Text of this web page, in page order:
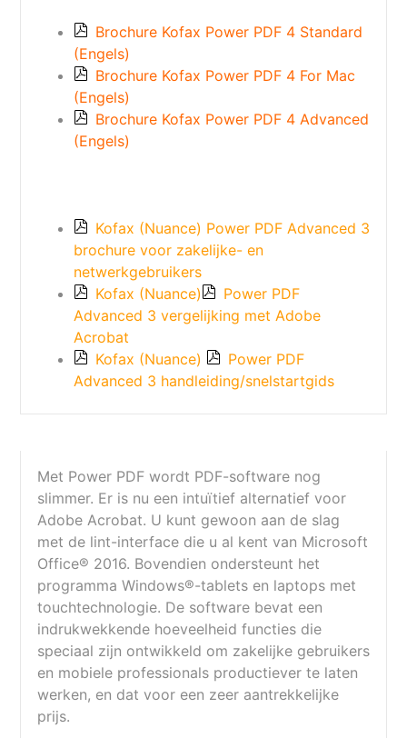
Brochure Kofax Power PDF 4 Standard
(Engels)
Brochure Kofax Power PDF 4 For Mac
(Engels)
Brochure Kofax Power PDF 4 Advanced
(Engels)
Kofax (Nuance) Power PDF Advanced 3
brochure voor zakelijke- en
netwerkgebruikers
Kofax (Nuance)
Power PDF
Advanced 3 vergelijking met Adobe
Acrobat
Kofax (Nuance)
Power PDF
Advanced 3 handleiding/snelstartgids
Met Power PDF wordt PDF-software nog
slimmer. Er is nu een intuïtief alternatief voor
Adobe Acrobat. U kunt gewoon aan de slag
met de lint-interface die u al kent van Microsoft
Office® 2016. Bovendien ondersteunt het
programma Windows®-tablets en laptops met
touchtechnologie. De software bevat een
indrukwekkende hoeveelheid functies die
speciaal zijn ontwikkeld om zakelijke gebruikers
en mobiele professionals productiever te laten
werken, en dat voor een zeer aantrekkelijke
prijs.